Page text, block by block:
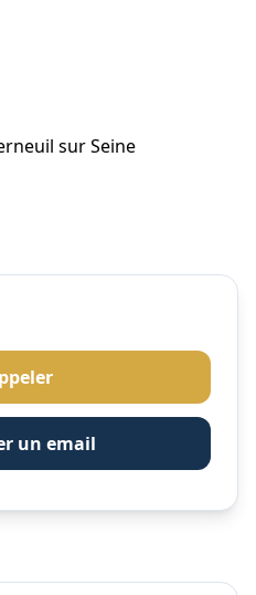
sur Seine
un email